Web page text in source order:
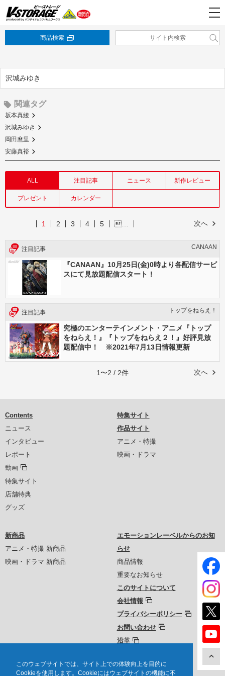
このウェブサイトでは、サイト上での体験向上を目的に
Cookieを使用します。Cookieにはウェブサイトの機能に不
商品検索
沢城みゆき
関連タグ
坂本真綾
沢城みゆき
岡田麿里
安藤真裕
ALL 注目記事 ニュース 新作レビュー
プレゼント カレンダー
次へ
1 2 3 4 5 …
注目記事 CANAAN
『CANAAN』10月25日(金)0時より各配信サービ
スにて見放題配信スタート！
注目記事 トップをねらえ！
究極のエンターテインメント・アニメ『トップ
をねらえ！』『トップをねらえ２！』好評見放
題配信中！ ※2021年7月13日情報更新
次へ
1〜2 / 2件
Contents
ニュース
インタビュー
レポート
動画
特集サイト
店舗特典
グッズ
特集サイト
作品サイト
アニメ・特撮
映画・ドラマ
新商品
アニメ・特撮 新商品
映画・ドラマ 新商品
エモーションレーベルからのお知
らせ
商品情報
重要なお知らせ
このサイトについて
会社情報
プライバシーポリシー
お問い合わせ
沿革